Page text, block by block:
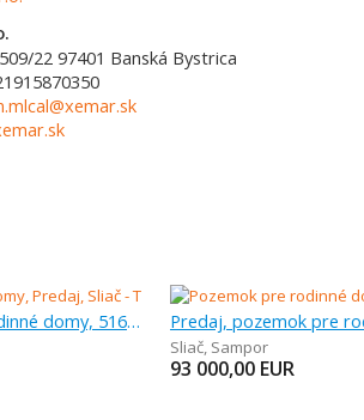
22 97401 Banská Bystrica
Predaj, pozemok pre rodinné domy, 516 m
Sliač, Sampor
93 000,00 EUR